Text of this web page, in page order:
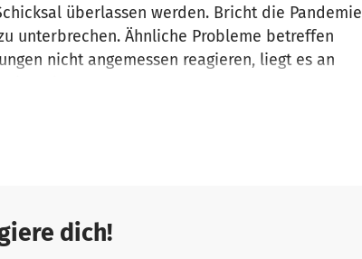
überlassen werden. Bricht die Pandemie
unterbrechen. Ähnliche Probleme betreffen
nicht angemessen reagieren, liegt es an
überfüllten Flüchtlingslager & Unterbringung
Notwendige Maßnahmen sollten überall
dich!